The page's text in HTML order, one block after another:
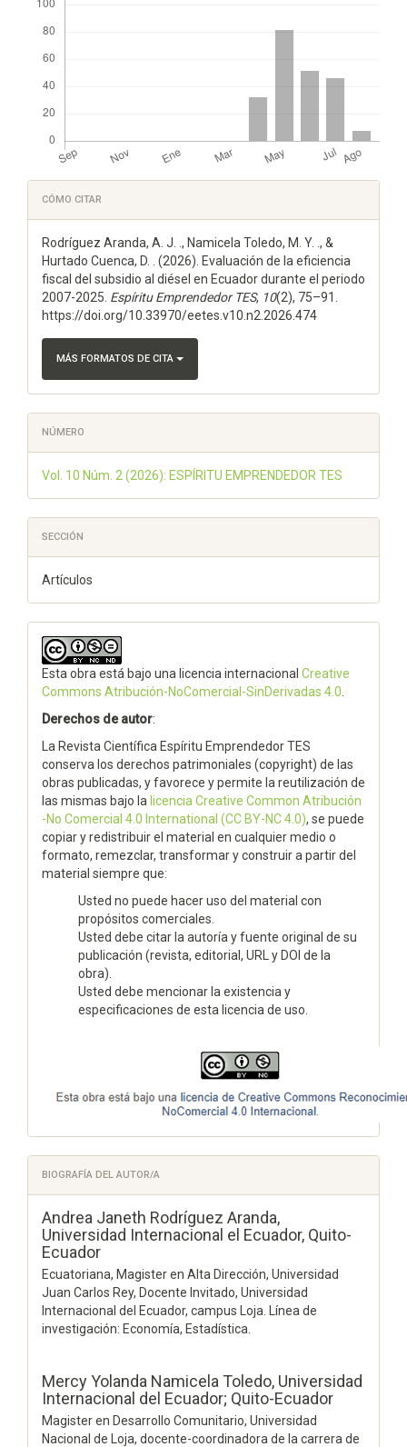
Detalles
del
artículo
CÓMO CITAR
Rodríguez Aranda, A. J. ., Namicela Toledo, M. Y. ., &
Hurtado Cuenca, D. . (2026). Evaluación de la eficiencia
fiscal del subsidio al diésel en Ecuador durante el periodo
2007-2025. Espí­ritu Emprendedor TES, 10(2), 75–91.
https://doi.org/10.33970/eetes.v10.n2.2026.474
MÁS FORMATOS DE CITA
NÚMERO
Vol. 10 Núm. 2 (2026): ESPÍRITU EMPRENDEDOR TES
SECCIÓN
Artículos
Esta obra está bajo una licencia internacional Creative
Commons Atribución-NoComercial-SinDerivadas 4.0
Derechos de autor:
La Revista Científica Espíritu Emprendedor TES
conserva los derechos patrimoniales (copyright) de las
obras publicadas, y favorece y permite la reutilización de
las mismas bajo la licencia Creative Common Atribución
-No Comercial 4.0 International (CC BY-NC 4.0), se puede
copiar y redistribuir el material en cualquier medio o
formato, remezclar, transformar y construir a partir del
material siempre que:
Usted no puede hacer uso del material con
propósitos comerciales.
Usted debe citar la autoría y fuente original de su
publicación (revista, editorial, URL y DOI de la
obra).
Usted debe mencionar la existencia y
especificaciones de esta licencia de uso.
BIOGRAFÍA DEL AUTOR/A
Andrea Janeth Rodríguez Aranda,
Universidad Internacional el Ecuador, Quito-
Ecuador
Ecuatoriana, Magister en Alta Dirección, Universidad
Juan Carlos Rey, Docente Invitado, Universidad
Internacional del Ecuador, campus Loja. Línea de
investigación: Economía, Estadística.
Mercy Yolanda Namicela Toledo, Universidad
Internacional del Ecuador; Quito-Ecuador
Magister en Desarrollo Comunitario, Universidad
Nacional de Loja, docente-coordinadora de la carrera de